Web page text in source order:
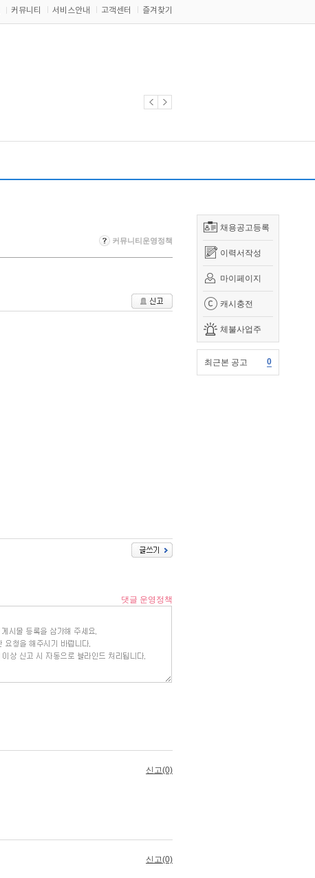
커뮤니티 서비스안내 고객센터 즐겨찾기
채용공고등록
이력서작성
마이페이지
캐시충전
체불사업주
최근본 공고 0
커뮤니티운영정책